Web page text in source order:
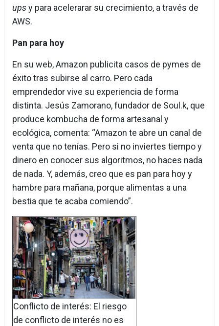
upsy para acelerarar su crecimiento, a través de
AWS.
Pan para hoy
En su web, Amazon publicita casos de pymes de
éxito tras subirse al carro. Pero cada
emprendedor vive su experiencia de forma
distinta. Jesús Zamorano, fundador de Soul.k, que
produce kombucha de forma artesanal y
ecológica, comenta: “Amazon te abre un canal de
venta que no tenías. Pero si no inviertes tiempo y
dinero en conocer sus algoritmos, no haces nada
de nada. Y, además, creo que es pan para hoy y
hambre para mañana, porque alimentas a una
bestia que te acaba comiendo”.
Conflicto de interés: El riesgo
de conflicto de interés no es